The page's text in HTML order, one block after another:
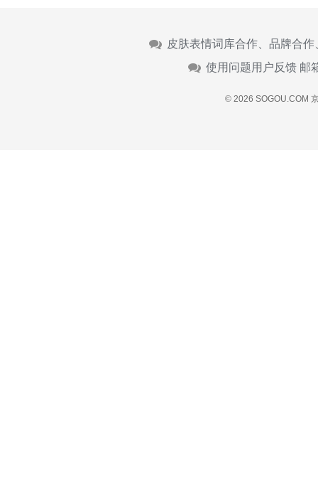
皮肤表情词库合作、品牌合
使用问题用户反馈 邮
© 2026 SOGOU.COM